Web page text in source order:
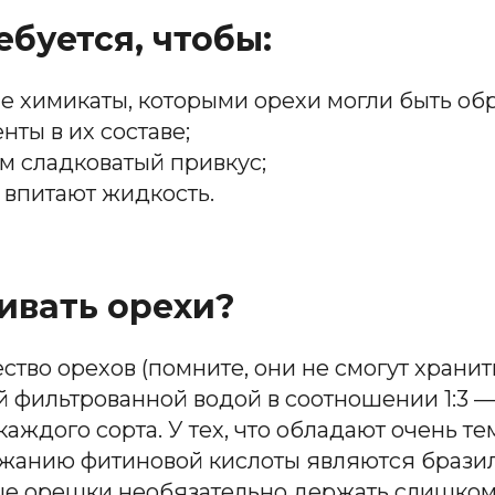
чтобы:
химикаты, которыми орехи могли быть
в их составе;
сладковатый привкус;
жидкость.
орехи?
орехов (помните, они не смогут
фильтрованной водой в соотношении 1:3
сорта. У тех, что обладают очень
фитиновой кислоты являются